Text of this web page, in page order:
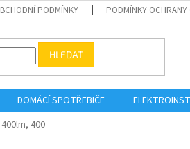
PODMÍNKY PODMÍNKY OCHRANY
HLEDAT
DOMÁCÍ SPOTŘEBIČE
400